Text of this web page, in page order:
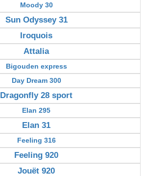
Moody 30
Sun Odyssey 31
Iroquois
Attalia
Bigouden express
Day Dream 300
Dragonfly 28 sport
Elan 295
Elan 31
Feeling 316
Feeling 920
Jouët 920